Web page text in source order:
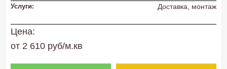
Услуги: Доставка, монтаж
Цена:
от 2 610 руб/м.кв